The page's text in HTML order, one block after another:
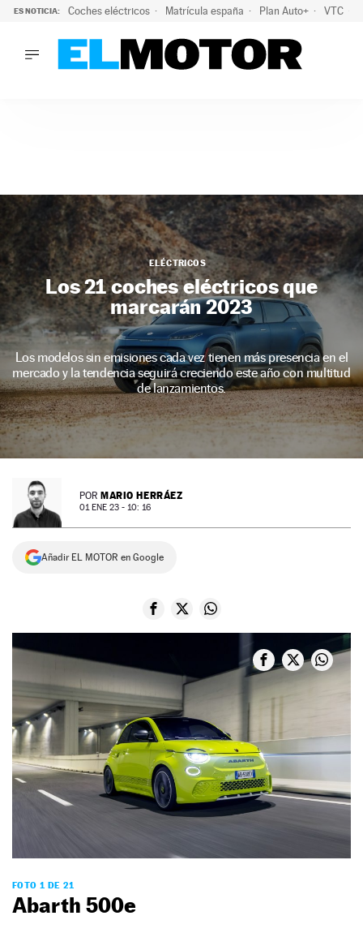
Saltar
contenido
ES NOTICIA: Coches eléctricos Matrícula españa Plan Auto+ VTC
VIRALES
PODCAST
MOTOS
TECNOLOGÍA
SUPERCOCHES
MOTORTV
PREMIOS
SERVICIOS
NEWSLETTER
SÍGUENOS
ELÉCTRICOS
Los 21 coches eléctricos que
marcarán 2023
Los modelos sin emisiones cada vez tienen más presencia en el
mercado y la tendencia seguirá creciendo este año con multitud
de lanzamientos.
POR MARIO HERRÁEZ
01 ENE 23 - 10: 16
Añadir EL MOTOR en Google
FOTO 1 DE 21
Abarth 500e